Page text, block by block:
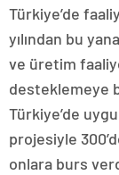
Türkiye’de
yılından bu
ve üretim
desteklemeye
Türkiye’de
projesiyle
onlara burs